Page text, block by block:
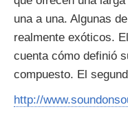
una a una. Algunas
realmente exóticos.
cuenta cómo definió
compuesto. El
http://